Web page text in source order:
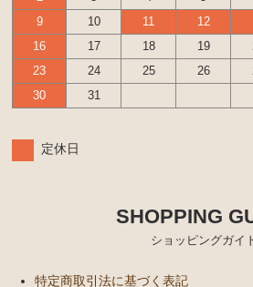
9
10 11 12
16
17 18 19
23
24 25 26
30
31
定休日
SHOPPING
ショッピングガイ
特定商取引法に基づく表記